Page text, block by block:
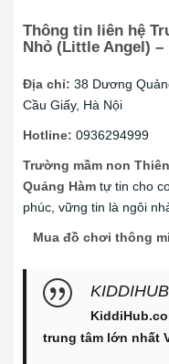
Thông tin liên hệ
Nhỏ (Little Angel)
Địa chỉ: 38 Dương
Cầu Giấy, Hà Nội
Hotline: 0936294999
Trường mầm non
Quảng Hàm tự tin cho
phúc, vững tin là ngôi
Mua đồ chơi thông
trung tâm lớn nhất